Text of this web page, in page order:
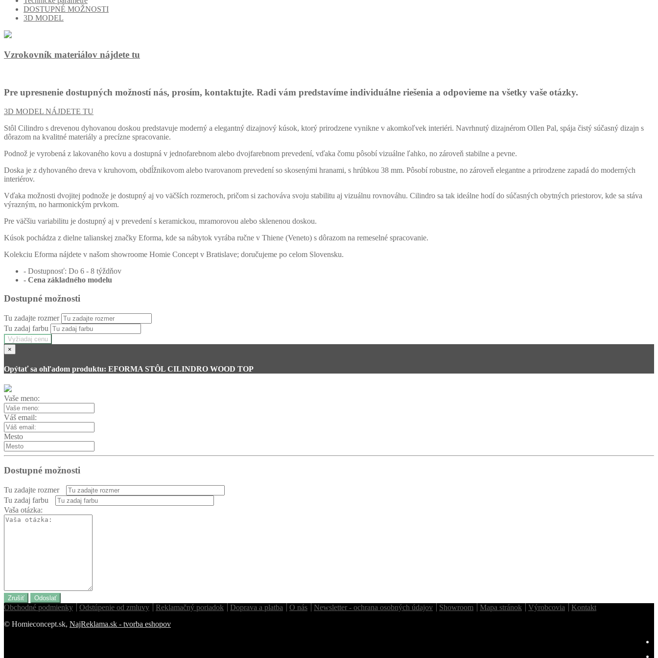
DOSTUPNÉ MOŽNOSTI
3D MODEL
Vzrokovník materiálov nájdete tu
Pre upresnenie dostupných možností nás, prosím, kontaktujte. Radi vám predstavíme individuálne riešenia a odpovieme na všetky vaše otázky.
3D MODEL NÁJDETE TU
Stôl Cilindro s drevenou dyhovanou doskou predstavuje moderný a elegantný dizajnový kúsok, ktorý prirodzene vynikne v akomkoľvek interiéri. Navrhnutý dizajnérom Ollen Pal, spája čistý súčasný dizajn s
dôrazom na kvalitné materiály a precízne spracovanie.
Podnož je vyrobená z lakovaného kovu a dostupná v jednofarebnom alebo dvojfarebnom prevedení, vďaka čomu pôsobí vizuálne ľahko, no zároveň stabilne a pevne.
Doska je z dyhovaného dreva v kruhovom, obdĺžnikovom alebo tvarovanom prevedení so skosenými hranami, s hrúbkou 38 mm. Pôsobí robustne, no zároveň elegantne a prirodzene zapadá do moderných
interiérov.
Vďaka možnosti dvojitej podnože je dostupný aj vo väčších rozmeroch, pričom si zachováva svoju stabilitu aj vizuálnu rovnováhu. Cilindro sa tak ideálne hodí do súčasných obytných priestorov, kde sa stáva
výrazným, no harmonickým prvkom.
Pre väčšiu variabilitu je dostupný aj v prevedení s keramickou, mramorovou alebo sklenenou doskou.
Kúsok pochádza z dielne talianskej značky Eforma, kde sa nábytok vyrába ručne v Thiene (Veneto) s dôrazom na remeselné spracovanie.
Kolekciu Eforma nájdete v našom showroome Homie Concept v Bratislave; doručujeme po celom Slovensku.
- Dostupnosť: Do 6 - 8 týždňov
- Cena základného modelu
Dostupné možnosti
Tu zadajte rozmer
Tu zadaj farbu
Vyžiadaj cenu
×
Opýtať sa ohľadom produktu: EFORMA STÔL CILINDRO WOOD TOP
Vaše meno:
Váš email:
Mesto
Dostupné možnosti
Tu zadajte rozmer
Tu zadaj farbu
Vaša otázka:
Zrušiť Odoslať
Obchodné podmienky Odstúpenie od zmluvy Reklamačný poriadok Doprava a platba O nás Newsletter - ochrana osobných údajov Showroom Mapa stránok Výrobcovia
Kontakt
© Homieconcept.sk, NajReklama.sk - tvorba eshopov
ODBORNÝ PORADCA